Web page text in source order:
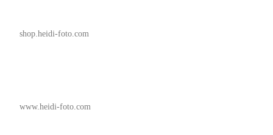
shop.heidi-foto.com
www.heidi-foto.com